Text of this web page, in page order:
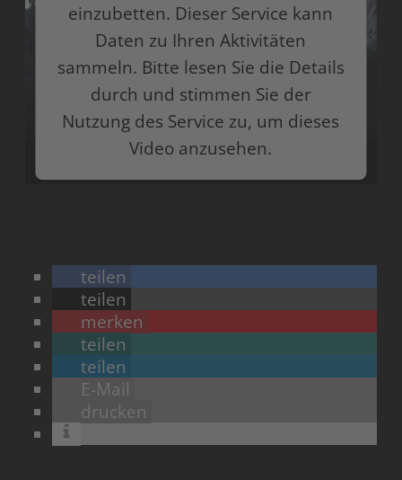
einzubetten. Dieser Service kann
Daten zu Ihren Aktivitäten
sammeln. Bitte lesen Sie die Details
durch und stimmen Sie der
Nutzung des Service zu, um dieses
Video anzusehen.
powered by
teilen
teilen
merken
teilen
teilen
E-Mail
drucken